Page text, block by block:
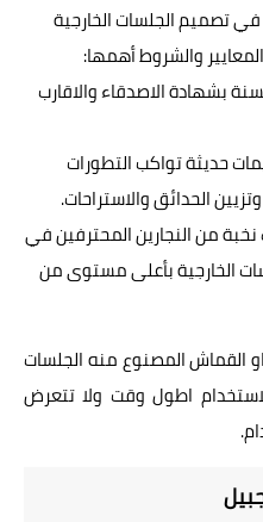
تصميم الجلسات الخارجية
والشروط أهمها:
بشهادة الاصدقاء والاقارب
حديثة تواكب التطورات
الحدائق والاستراحات.
نخبة من النجارين المحترفين في
الخارجية بأعلى مستوى من
او القماش المصنوع منه الجلسات
اطول وقت ولا تتعرض